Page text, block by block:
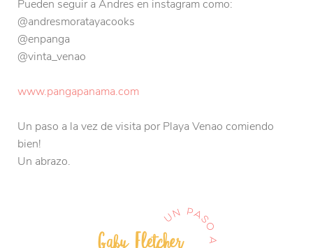
Pueden seguir a Andres en instagram como:
@andresmoratayacooks
@enpanga
@vinta_venao
www.pangapanama.com
Un paso a la vez de visita por Playa Venao comiendo
bien!
Un abrazo.